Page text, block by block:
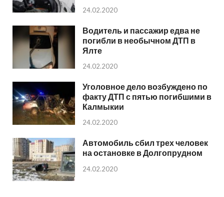
24.02.2020
Водитель и пассажир едва не
погибли в необычном ДТП в
Ялте
24.02.2020
Уголовное дело возбуждено по
факту ДТП с пятью погибшими в
Калмыкии
24.02.2020
Автомобиль сбил трех человек
на остановке в Долгопрудном
24.02.2020